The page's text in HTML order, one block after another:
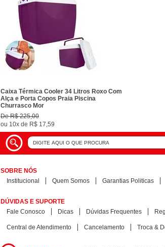
Caixa Térmica Cooler 34 Litros Roxo Com
Alça e Porta Copos Praia Piscina
Churrasco Mor
DeR$ 225,00
ou 10x de R$ 17,59
SOBRE NÓS
Institucional
Quem Somos Garantias Politicas
DÚVIDAS E SUPORTE
Fale Conosco
Dicas Dúvidas Frequentes
Central de Atendimento Cancelamento Troca &